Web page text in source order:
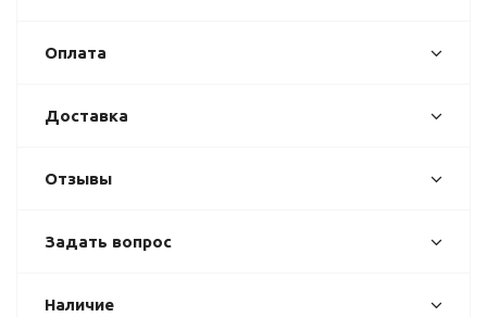
Оплата
Доставка
Отзывы
Задать вопрос
Наличие